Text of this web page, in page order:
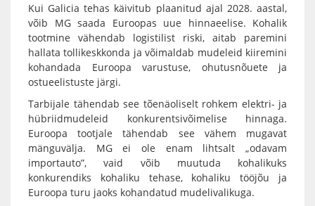
Kui Galicia tehas käivitub plaanitud ajal 2028. aastal,
võib MG saada Euroopas uue hinnaeelise. Kohalik
tootmine vähendab logistilist riski, aitab paremini
hallata tollikeskkonda ja võimaldab mudeleid kiiremini
kohandada Euroopa varustuse, ohutusnõuete ja
ostueelistuste järgi.
Tarbijale tähendab see tõenäoliselt rohkem elektri- ja
hübriidmudeleid konkurentsivõimelise hinnaga.
Euroopa tootjale tähendab see vähem mugavat
mänguvälja. MG ei ole enam lihtsalt „odavam
importauto”, vaid võib muutuda kohalikuks
konkurendiks kohaliku tehase, kohaliku tööjõu ja
Euroopa turu jaoks kohandatud mudelivalikuga.